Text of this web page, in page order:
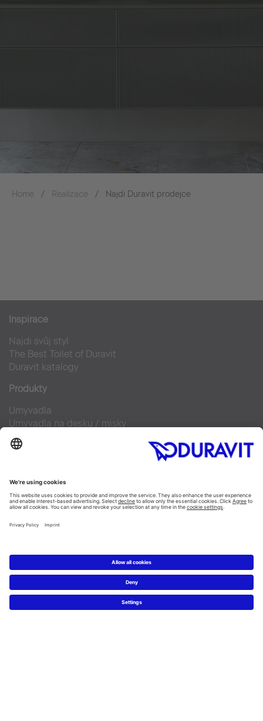
Home Realizace Najdi Duravit prodejce
Inspirace
Najdi svůj styl
The Best Toilet of Duravit
Duravit katalogy
Produkty
Umyvadla
Umyvadla na desku / misky
Klozety pro SensoWash®
Doplňky
Plánování
Plánovač koupelen
Servis
Novinky & tiskové zprávy
Designové fotky